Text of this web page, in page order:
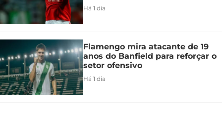
Há 1 dia
Flamengo mira atacante de 19
anos do Banfield para reforçar o
setor ofensivo
Há 1 dia